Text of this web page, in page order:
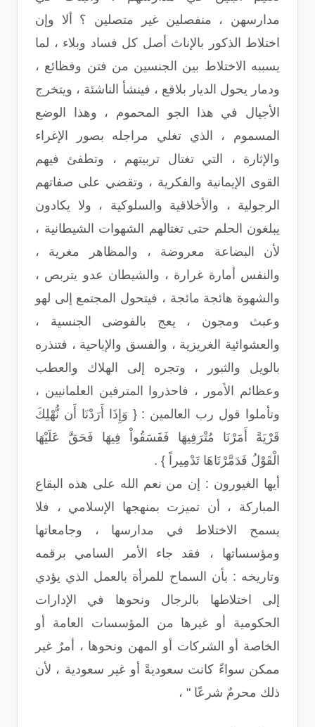
مدارسهن ، منفصلين غير متصلين ؟ ألا وإن
اختلاط الذكور بالإناث أصل كل فساد وبلاء ، لما
يسببه الاختلاط بين الجنسين من فتن وفظائع ،
ودمار يحول الديار بلاقع ، فينشأ الناشئة ، ويتخرج
الأجيال في هذا الجو المحموم ، وهذا الوضع
المسموم ، الذي تغلي مراجله بصور الإغراء
والإثارة ، التي تغتال تربيتهم ، وتطفئ فيهم
القوى الإيمانية والفكرية ، وتقضي على صفاتهم
الرجولية ، والأخلاقية والسلوكية ، ولا يكادون
يبلغون الحلم حتى تغتالهم الشهوات الشيطانية ،
لأن البضاعة معروضة ، والمظاهر مغرية ،
والنفس أمارة غرارة ، والشيطان عدو يتربص ،
والشهوة هائجة مائجة ، فيتحول المجتمع إلى لهو
وعبث ومجون ، يعج بالفوضى الجنسية ،
والعشوائية الغريزية ، والفسق والإباحية ، فتنذره
بالويل والثبور ، وتجره إلى الهلاك والعطب
وعظائم الأمور ، فاحذروا المترفين العلمانيين ،
وتأملوا قول رب العالمين : { وَإِذَا أَرَدْنَا أَن نُّهْلِكَ
قَرْيَةً أَمَرْنَا مُتْرَفِيهَا فَفَسَقُواْ فِيهَا فَحَقَّ عَلَيْهَا
الْقَوْلُ فَدَمَّرْنَاهَا تَدْمِيراً } .
أيها الغيورون : إن من نعم الله على هذه البقاع
المباركة ، أن تميزت بمنهجها الإسلامي ، فلا
يسمح الاختلاط في مدارسها ، وجامعاتها
ومؤسساتها ، فقد جاء الأمر السامي برقمه
وتاريخه : بأن السماح للمرأة بالعمل الذي يؤدي
إلى اختلاطها بالرجال ونحوها في الإدارات
الحكومية أو غيرها من المؤسسات العامة أو
الخاصة أو الشركات أو المهن ونحوها ، أمرٌ غير
ممكن سواءً كانت سعوديةً أو غير سعودية ، لأن
ذلك محرمٌ شرعًا " ،